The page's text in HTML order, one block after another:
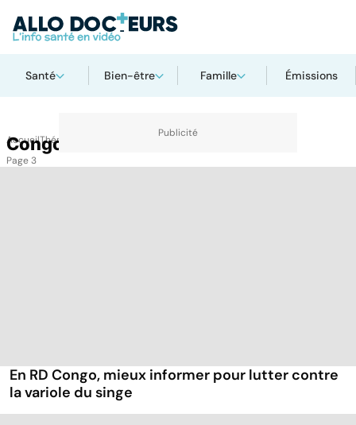
Santé Bien-être Famille Émissions
AccueilThématiques
Congo RDC
Page 3
En RD Congo, mieux informer pour lutter contre
la variole du singe